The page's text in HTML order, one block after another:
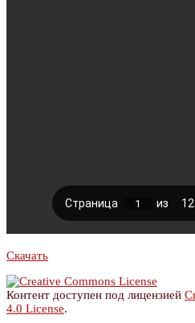
Скачать
Контент доступен под лицензией
4.0 License.